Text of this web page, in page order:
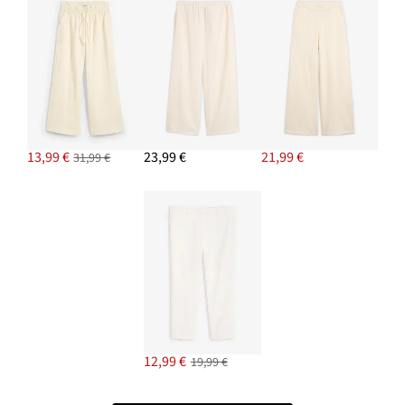
13,99 € 31,99 € 23,99 € 21,99 €
12,99 € 19,99 €